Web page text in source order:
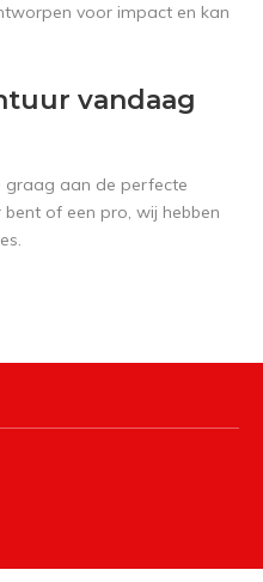
voor impact en kan
vandaag
graag aan de perfecte
of een pro, wij hebben